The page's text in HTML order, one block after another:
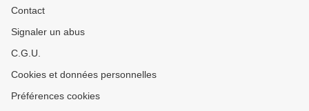
Contact
Signaler un abus
C.G.U.
Cookies et données personnelles
Préférences cookies